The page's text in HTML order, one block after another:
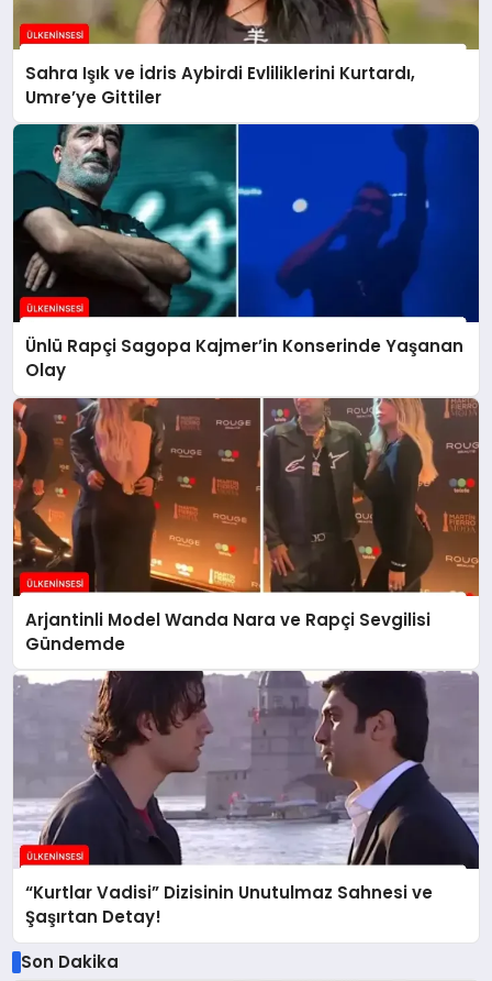
Sahra Işık ve İdris Aybirdi Evliliklerini Kurtardı,
Umre’ye Gittiler
Ünlü Rapçi Sagopa Kajmer’in Konserinde Yaşanan
Olay
Arjantinli Model Wanda Nara ve Rapçi Sevgilisi
Gündemde
“Kurtlar Vadisi” Dizisinin Unutulmaz Sahnesi ve
Şaşırtan Detay!
Son Dakika